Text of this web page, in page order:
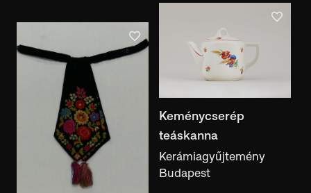
Keménycserép
teáskanna
Kerámiagyűjtemény
Budapest